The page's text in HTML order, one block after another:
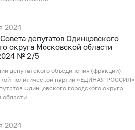
2024
депутатов Одинцовского
округа Московской области
№ 2/5
депутатского объединения (фракции)
политической партии «ЕДИНАЯ РОССИЯ»
Одинцовского городского округа
области
2024